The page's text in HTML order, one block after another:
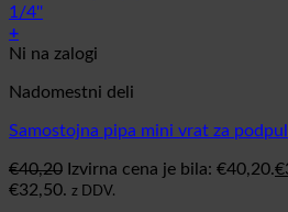
+
Ni na zalogi
Nadomestni deli
Samostojna pipa mini vrat za
€40,20 Izvirna cena je bila: €40,20.€
€32,50. z DDV.